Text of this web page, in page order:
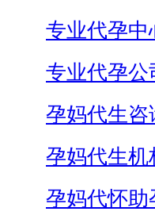
专业代孕中
专业代孕公
孕妈代生咨
孕妈代生机
孕妈代怀助